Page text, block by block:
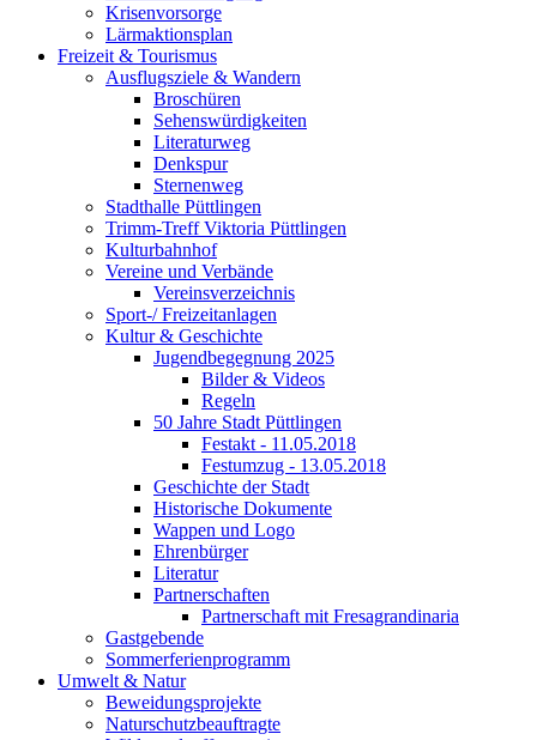
Krisenvorsorge
Lärmaktionsplan
Freizeit & Tourismus
Ausflugsziele & Wandern
Broschüren
Sehenswürdigkeiten
Literaturweg
Denkspur
Sternenweg
Stadthalle Püttlingen
Trimm-Treff Viktoria Püttlingen
Kulturbahnhof
Vereine und Verbände
Vereinsverzeichnis
Sport-/ Freizeitanlagen
Kultur & Geschichte
Jugendbegegnung 2025
Bilder & Videos
Regeln
50 Jahre Stadt Püttlingen
Festakt - 11.05.2018
Festumzug - 13.05.2018
Geschichte der Stadt
Historische Dokumente
Wappen und Logo
Ehrenbürger
Literatur
Partnerschaften
Partnerschaft mit Fresagrandinaria
Gastgebende
Sommerferienprogramm
Umwelt & Natur
Beweidungsprojekte
Naturschutzbeauftragte